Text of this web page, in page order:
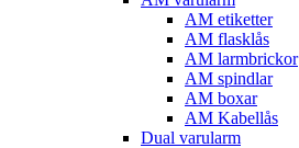
AM etiketter
AM flasklås
AM larmbrickor
AM spindlar
AM boxar
AM Kabellås
Dual varularm